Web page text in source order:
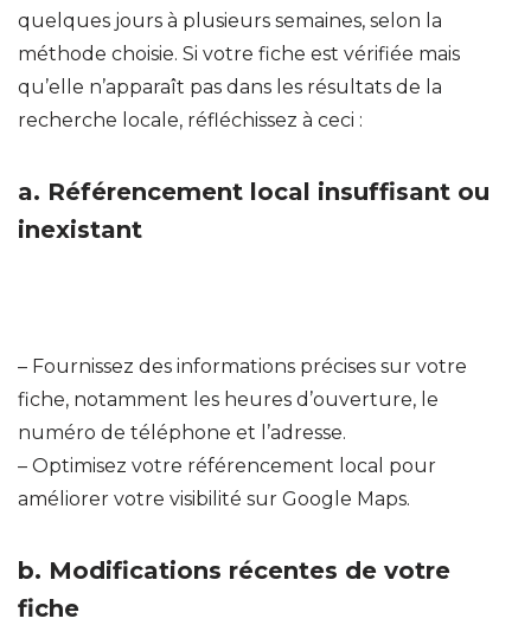
quelques jours à plusieurs semaines, selon la
méthode choisie. Si votre fiche est vérifiée mais
qu’elle n’apparaît pas dans les résultats de la
recherche locale, réfléchissez à ceci :
a. Référencement local insuffisant ou
inexistant
– Fournissez des informations précises sur votre
fiche, notamment les heures d’ouverture, le
numéro de téléphone et l’adresse.
– Optimisez votre référencement local pour
améliorer votre visibilité sur Google Maps.
b. Modifications récentes de votre
fiche